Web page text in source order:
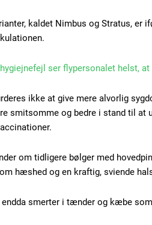
/ forever
ac
tortor
dolor
kaldet Nimbus og Stratus, er
ser flypersonalet helst, at
ikke at give mere alvorlig
smitsomme og bedre i stand til
om tidligere bølger med
hæshed og en kraftig, sviende
endda smerter i tænder og kæbe